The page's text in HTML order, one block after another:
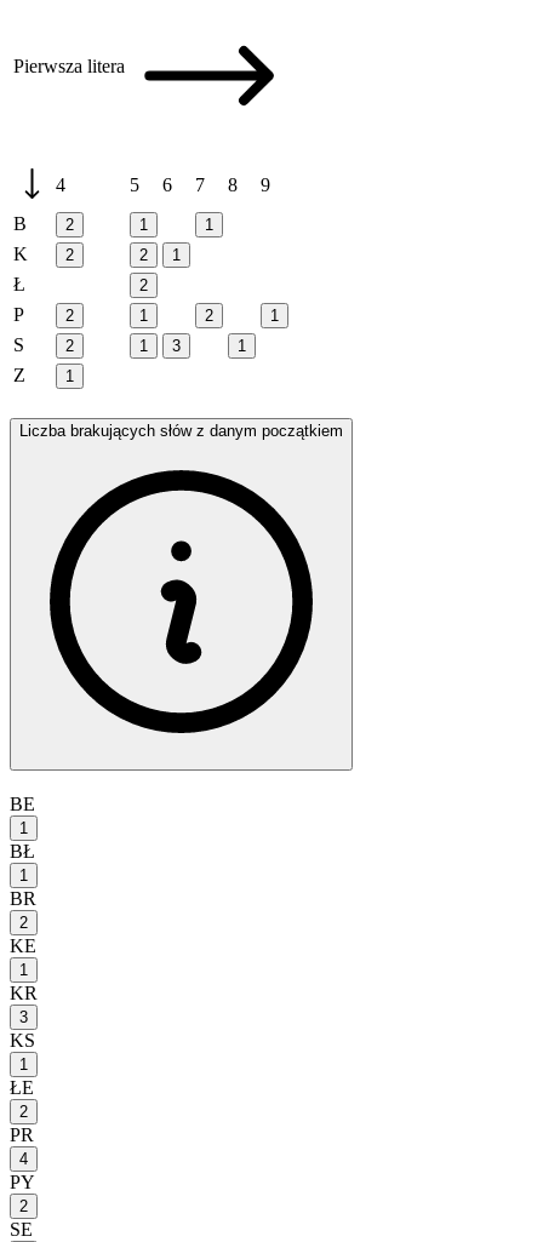
Pierwsza litera
4 5 6 7 8
9
B
2 1 1
K 2 2 1
Ł 2
P 2 1 2 1
S 2 1 3 1
Z 1
Liczba brakujących słów z danym początkiem
BE
1
BŁ
1
BR
2
KE
1
KR
3
KS
1
ŁE
2
PR
4
PY
2
SE